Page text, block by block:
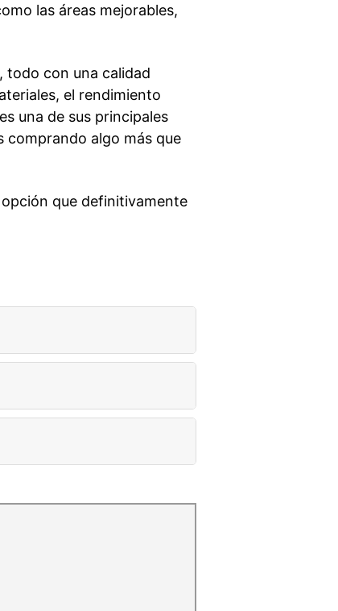
las áreas mejorables,
todo con una calidad
el rendimiento
una de sus principales
comprando algo más que
que definitivamente